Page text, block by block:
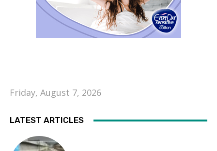
Friday, August 7, 2026
LATEST ARTICLES